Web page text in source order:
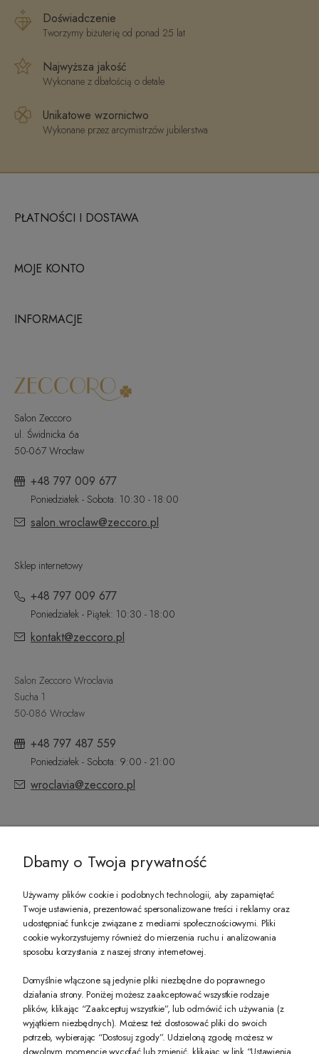
Doświadczenie
Tworzymy biżuterię od ponad 25 lat
Najwyższa jakość
Wykonane z dbałością o detale
Unikatowe wzornictwo
Wykonane przez arcymistrzów jubilerstwa
PŁATNOŚCI I DOSTAWA
MOJE KONTO
INFORMACJE
Salon Zeccoro
ul. Świdnicka 6a
50-067 Wrocław
+48 797 009 677
Poniedziałek - Sobota: 10:30 - 18:00
salon.wroclaw@zeccoro.pl
Sklep internetowy
+48 797 009 677
Poniedziałek - Piątek: 10:30 - 18:00
kontakt@zeccoro.pl
Salon Zeccoro Wroclavia
Sucha 1
50-086 Wrocław
+48 797 487 559
Poniedziałek - Sobota: 9:00 - 21:00
wroclavia@zeccoro.pl
PREZENT DLA CIEBIE!
-10% na pierwsze zakupy na zeccoro.pl Gdy zapiszesz się do naszego
Twoje dane będą przetwarzane zgodnie z nasząpolityką prywatności
Dbamy o Twoja prywatność
Używamy plików cookie i podobnych technologii, aby zapamiętać
Twoje ustawienia, prezentować spersonalizowane treści i reklamy oraz
udostępniać funkcje związane z mediami społecznościowymi. Pliki
cookie wykorzystujemy również do mierzenia ruchu i analizowania
sposobu korzystania z naszej strony internetowej.
Domyślnie włączone są jedynie pliki niezbędne do poprawnego
działania strony. Poniżej możesz zaakceptować wszystkie rodzaje
plików, klikając “Zaakceptuj wszystkie”, lub odmówić ich używania (z
wyjątkiem niezbędnych). Możesz też dostosować pliki do swoich
potrzeb, wybierając “Dostosuj zgody”. Udzieloną zgodę możesz w